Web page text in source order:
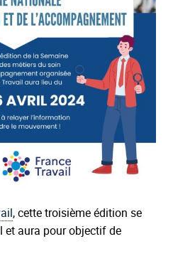
, cette troisième édition se
et aura pour objectif de